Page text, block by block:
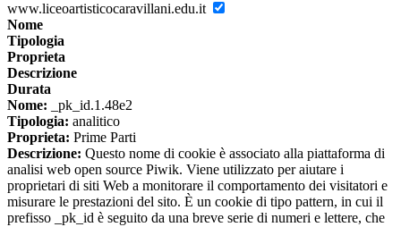
www.liceoartisticocaravillani.edu.it
Nome
Tipologia
Proprieta
Descrizione
Durata
Nome: _pk_id.1.48e2
Tipologia: analitico
Proprieta: Prime Parti
Descrizione: Questo nome di cookie è associato alla piattaforma di
analisi web open source Piwik. Viene utilizzato per aiutare i
proprietari di siti Web a monitorare il comportamento dei visitatori e
misurare le prestazioni del sito. È un cookie di tipo pattern, in cui il
prefisso _pk_id è seguito da una breve serie di numeri e lettere, che